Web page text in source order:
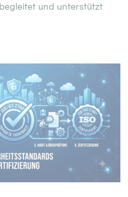
und unterstützt